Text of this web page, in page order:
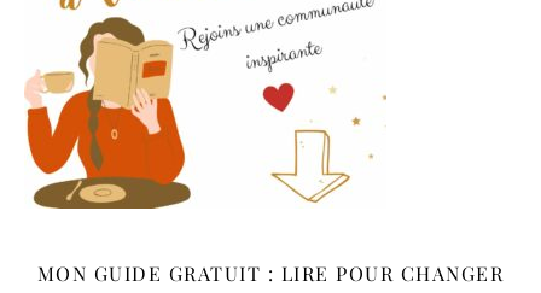
MON GUIDE GRATUIT : LIRE POUR CHANGER